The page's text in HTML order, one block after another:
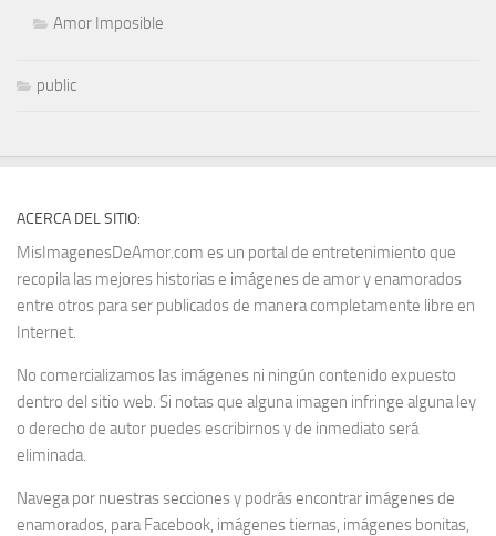
Amor Imposible
public
ACERCA DEL SITIO:
MisImagenesDeAmor.com es un portal de entretenimiento que
recopila las mejores historias e imágenes de amor y enamorados
entre otros para ser publicados de manera completamente libre en
Internet.
No comercializamos las imágenes ni ningún contenido expuesto
dentro del sitio web. Si notas que alguna imagen infringe alguna ley
o derecho de autor puedes escribirnos y de inmediato será
eliminada.
Navega por nuestras secciones y podrás encontrar imágenes de
enamorados, para Facebook, imágenes tiernas, imágenes bonitas,